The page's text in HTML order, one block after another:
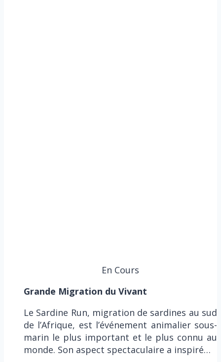
En Cours
Grande Migration du Vivant
Le Sardine Run, migration de sardines au sud
de l’Afrique, est l’événement animalier sous-
marin le plus important et le plus connu au
monde. Son aspect spectaculaire a inspiré…